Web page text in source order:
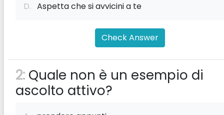
D. Aspetta che si avvicini a te
Check Answer
2: Quale non è un esempio di
ascolto attivo?